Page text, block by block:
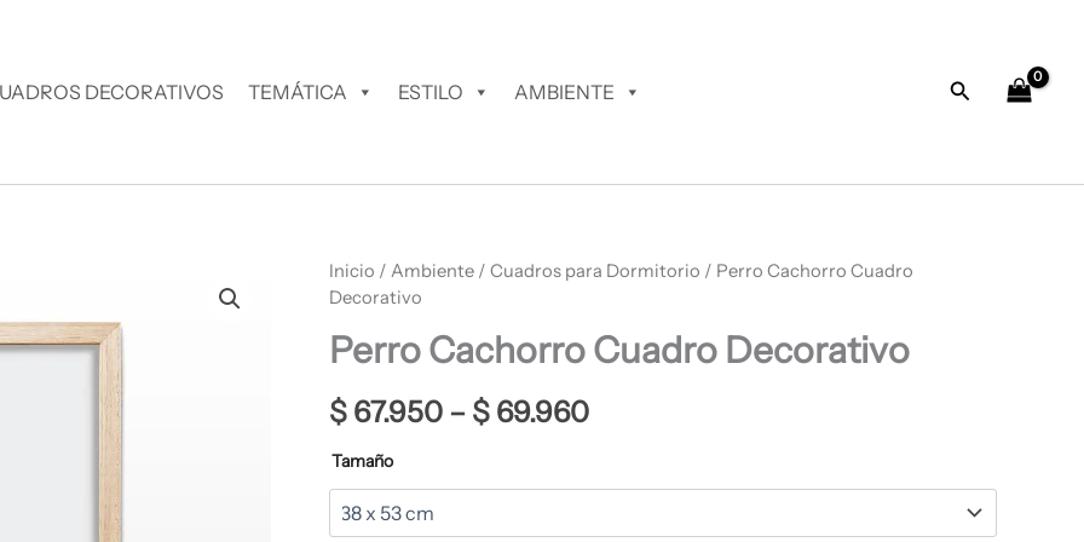
DECORATIVOS TEMÁTICA ESTILO AMBIENTE Buscar
Inicio / Ambiente / Cuadros para Dormitorio / Perro Cachorro Cuadro
Decorativo
Perro Cachorro Cuadro Decorativo
$ 67.950 – $ 69.960
Rango
precios:
desde
hasta
Tamaño
Perro
Cachorro
Decorativo
cantidad